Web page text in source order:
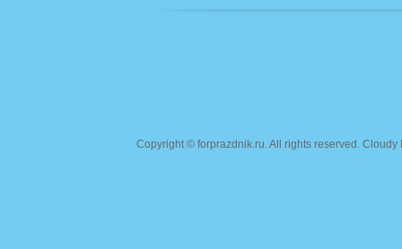
Copyright © forprazdnik.ru. All rights reserved.